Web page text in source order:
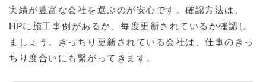
実績が豊富な会社を選ぶのが安心です。確認方法は、
HPに施工事例があるか、毎度更新されているか確認し
ましょう。きっちり更新されている会社は、仕事のきっ
ちり度合いにも繋がってきます。